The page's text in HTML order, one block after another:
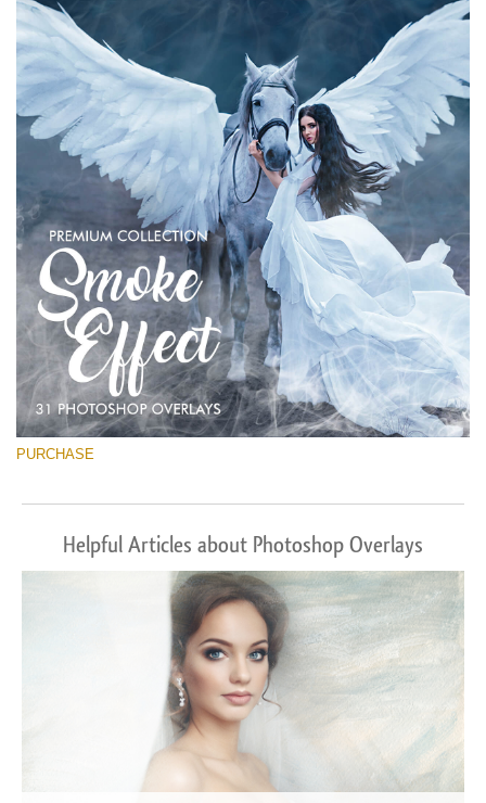
PURCHASE
Helpful Articles about Photoshop Overlays